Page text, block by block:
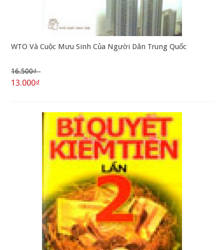
WTO Và Cuộc Mưu Sinh Của Người Dân Trung Quốc
16.500₫
13.000₫